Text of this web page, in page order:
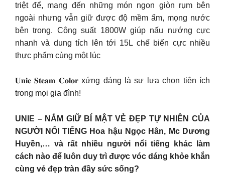
triệt để, mang đến những món ngon giòn rụm bên
ngoài nhưng vẫn giữ được độ mềm ẩm, mọng nước
bên trong. Công suất 1800W giúp nấu nướng cực
nhanh và dung tích lên tới 15L chế biến cực nhiều
thực phẩm cùng một lúc
𝐔𝐧𝐢𝐞 𝐒𝐭𝐞𝐚𝐦 𝐂𝐨𝐥𝐨𝐫 xứng đáng là sự lựa chọn tiện ích
trong mọi gia đình!
UNIE – NẮM GIỮ BÍ MẬT VẺ ĐẸP TỰ NHIÊN CỦA
NGƯỜI NỔI TIẾNG Hoa hậu Ngọc Hân, Mc Dương
Huyền,… và rất nhiều người nổi tiếng khác làm
cách nào để luôn duy trì được vóc dáng khỏe khắn
cùng vẻ đẹp tràn đầy sức sống?